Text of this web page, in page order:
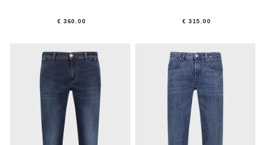
€ 360.00 € 315.00